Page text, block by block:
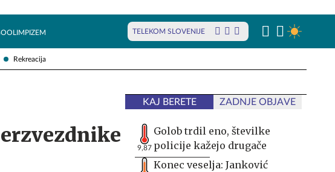
Rekreacija
OLIMPIZEM TELEKOM SLOVENIJE
KAJ BERETE ZADNJE OBJAVE
9,87
Golob trdil eno, številke
policije kažejo drugače
Konec veselja: Janković